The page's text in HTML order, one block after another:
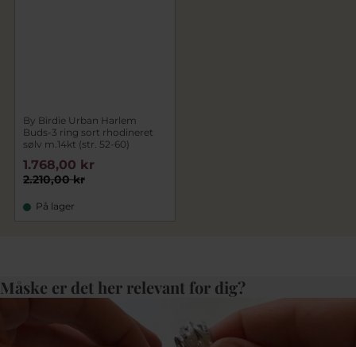
By Birdie Urban Harlem
Buds-3 ring sort rhodineret
sølv m.14kt (str. 52-60)
2.210,00 kr
1.768,00 kr
På lager
Måske er det her relevant for dig?